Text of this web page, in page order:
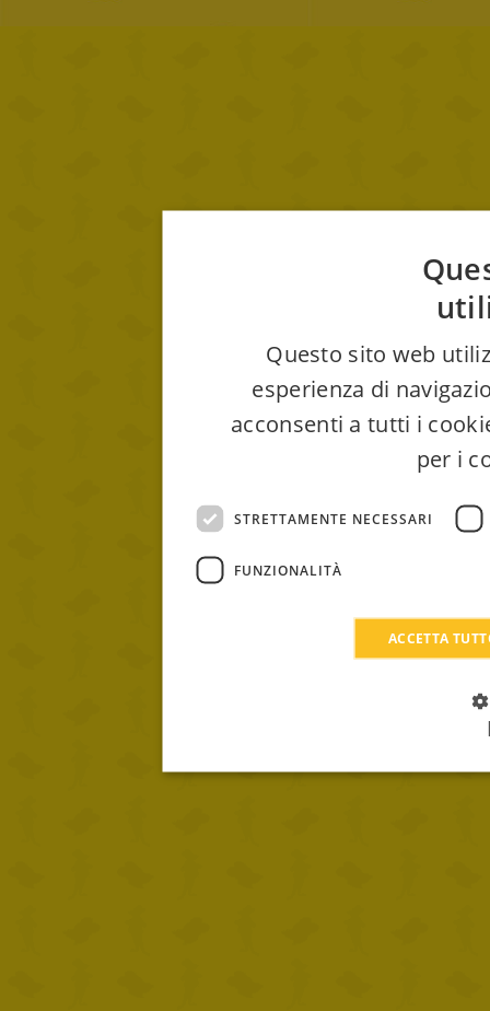
Questo sito web
esperienza di
acconsenti a tutti i
per i
STRETTAMENTE NECESSARI
FUNZIONALITÀ
ACCETTA